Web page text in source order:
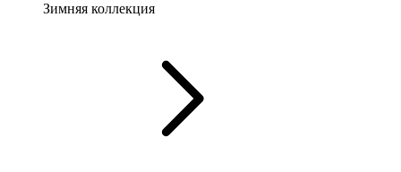
Зимняя коллекция